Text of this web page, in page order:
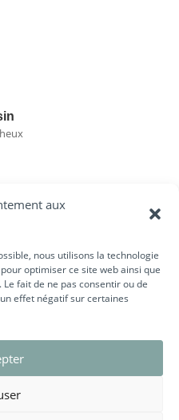
aux
nous utilisons la technologie
optimiser ce site web ainsi que
fait de ne pas consentir ou de
effet négatif sur certaines